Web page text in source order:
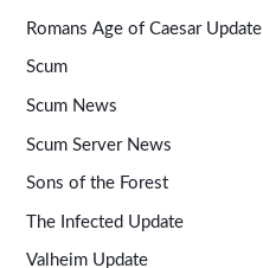
Romans Age of Caesar Update
Scum
Scum News
Scum Server News
Sons of the Forest
The Infected Update
Valheim Update